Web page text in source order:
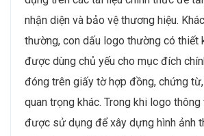
nhận diện và bảo vệ thương hiệu.
thường, con dấu logo thường có thiết
được dùng chủ yếu cho mục đích
đóng trên giấy tờ hợp đồng, chứng
quan trọng khác. Trong khi logo
được sử dụng để xây dựng hình ảnh